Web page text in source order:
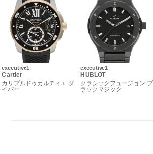
executive1
Cartier
カリブルドゥカルティエ ダ
イバー
executive1
HUBLOT
クラシックフュージョン ブ
ラックマジック